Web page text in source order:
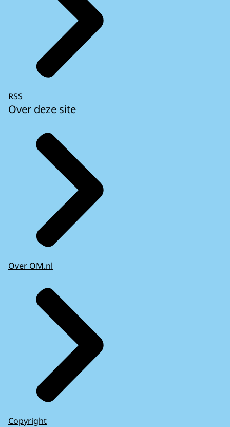
RSS
Over deze site
Over OM.nl
Copyright